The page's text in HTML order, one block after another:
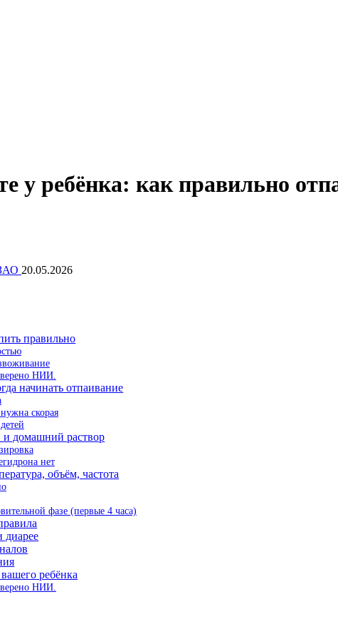
у ребёнка: как правильно
20.05.2026
правильно
НИИ.
начинать отпаивание
скорая
и домашний раствор
нет
объём, частота
фазе (первые 4 часа)
диарее
ребёнка
НИИ.